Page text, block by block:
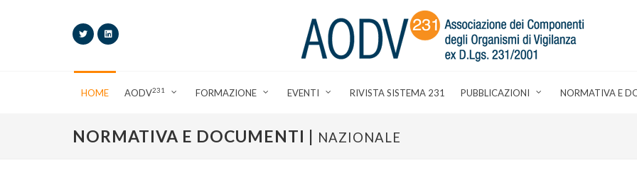
HOME AODV231 FORMAZIONE EVENTI RIVISTA SISTEMA 231 PUBBLICAZIONI NORMATIVA E
NORMATIVA E DOCUMENTI | NAZIONALE